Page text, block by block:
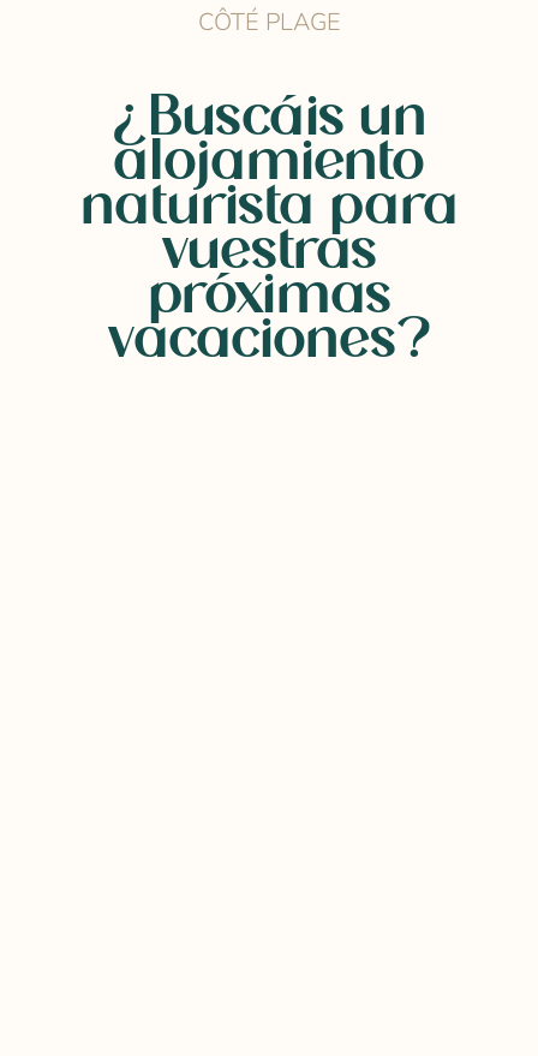
CÔTÉ PLAGE
¿Buscáis un
alojamiento
naturista para
vuestras
próximas
vacaciones?